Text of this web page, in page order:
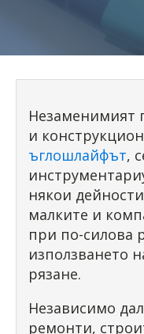
Незаменимият
и
ъглошлайфът,
някои
малките и
при по-силова
използването
рязане.
Независимо
ремонти,